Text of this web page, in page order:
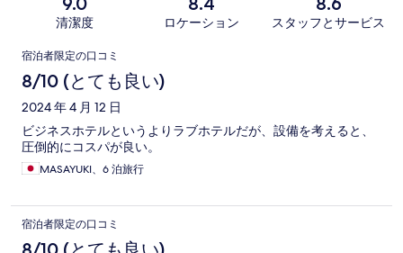
清潔度 ロケーション スタッフとサービス
口
コ
ミ
宿泊者限定の口コミ
8/10 (とても良い)
2024 年 4 月 12 日
ビジネスホテルというよりラブホテルだが、設備を考えると、
圧倒的にコスパが良い。
MASAYUKI、6 泊旅行
宿泊者限定の口コミ